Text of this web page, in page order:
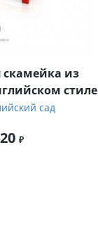
скамейка из
стиле
сад